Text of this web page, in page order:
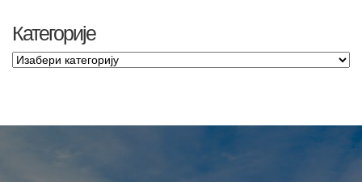
Категорије